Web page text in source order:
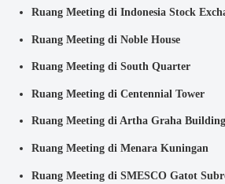
Ruang Meeting di Indonesia Stock
Ruang Meeting di Noble House
Ruang Meeting di South Quarter
Ruang Meeting di Centennial Tower
Ruang Meeting di Artha Graha Building
Ruang Meeting di Menara Kuningan
Ruang Meeting di SMESCO Gatot